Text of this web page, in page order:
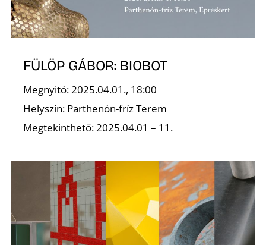
FÜLÖP GÁBOR: BIOBOT
Megnyitó: 2025.04.01., 18:00
Helyszín: Parthenón-fríz Terem
Megtekinthető: 2025.04.01 – 11.